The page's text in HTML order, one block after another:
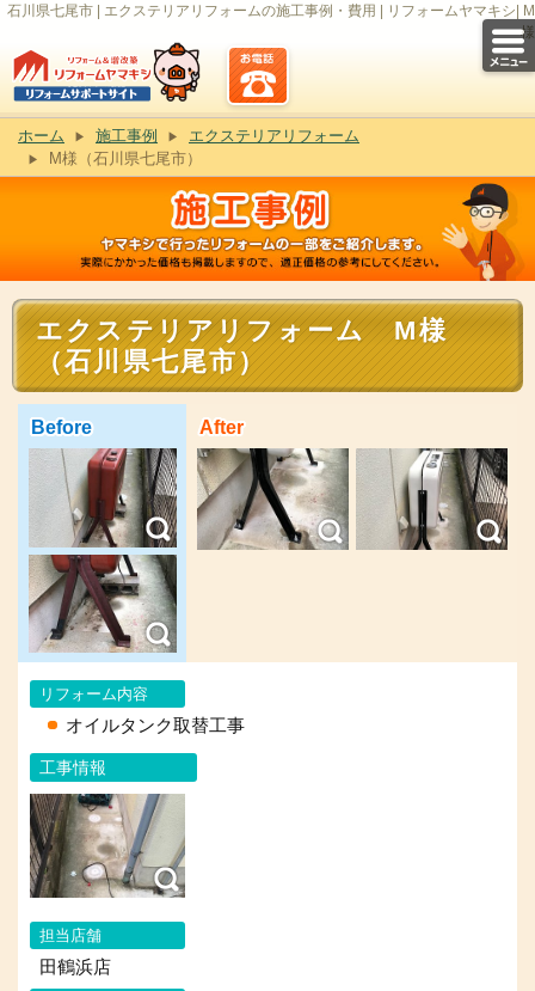
石川県七尾市 | エクステリアリフォームの施工事例・費用 | リフォームヤマキシ| M
様
ホーム 施工事例
エクステリアリフォーム
M様（石川県七尾市）
エクステリアリフォーム M様
（石川県七尾市）
Before After
リフォーム内容
オイルタンク取替工事
工事情報
担当店舗
田鶴浜店